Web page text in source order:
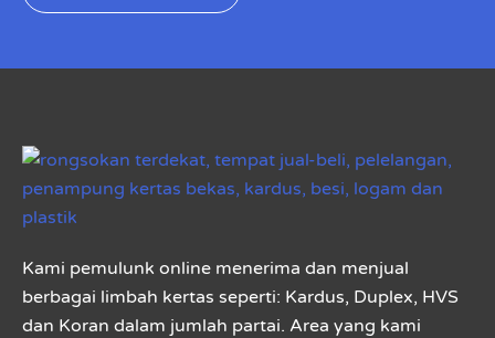
Kami pemulunk online menerima dan menjual
berbagai limbah kertas seperti: Kardus, Duplex, HVS
dan Koran dalam jumlah partai. Area yang kami